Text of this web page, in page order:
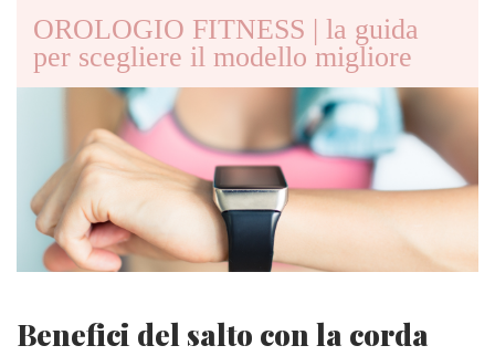
OROLOGIO FITNESS | la guida
per scegliere il modello migliore
Benefici del salto con la corda